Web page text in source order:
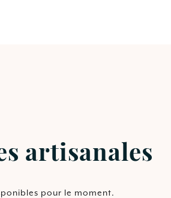
artisanales
pour le moment.